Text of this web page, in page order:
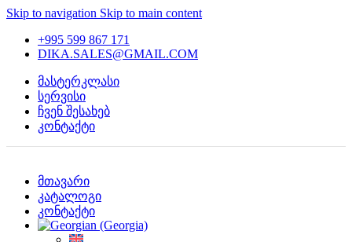
Skip to navigation Skip to main content
+995 599 867 171
DIKA.SALES@GMAIL.COM
მასტერკლასი
სერვისი
ჩვენ შესახებ
კონტაქტი
მთავარი
კატალოგი
კონტაქტი